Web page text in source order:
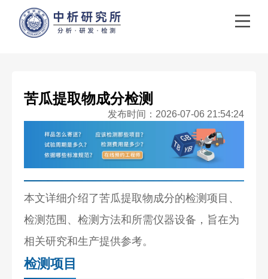
苦瓜提取物成分检测
发布时间：2026-07-06 21:54:24
本文详细介绍了苦瓜提取物成分的检测项目、
检测范围、检测方法和所需仪器设备，旨在为
相关研究和生产提供参考。
检测项目